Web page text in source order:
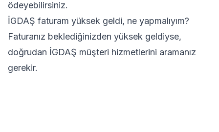
ödeyebilirsiniz.
İGDAŞ faturam yüksek geldi, ne yapmalıyım?
Faturanız beklediğinizden yüksek geldiyse,
doğrudan İGDAŞ müşteri hizmetlerini aramanız
gerekir.